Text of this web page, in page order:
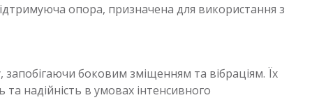
опора, призначена для використання з
запобігаючи боковим зміщенням та вібраціям. Їх
надійність в умовах інтенсивного